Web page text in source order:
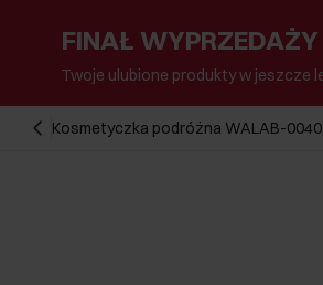
FINAŁ
Twoje ulubione produkty w jeszcze
Kosmetyczka podróżna WALAB-